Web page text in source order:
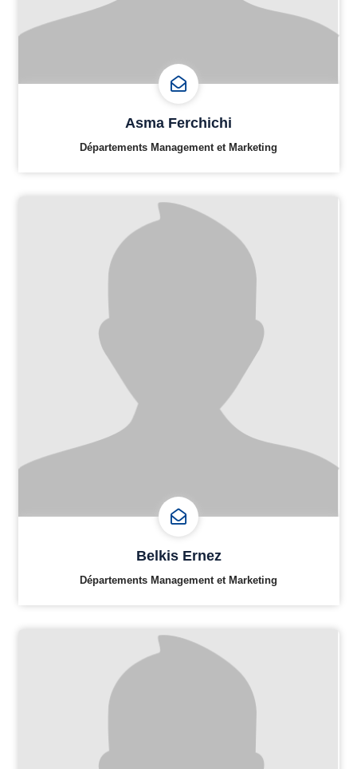
Asma Ferchichi
Départements Management et Marketing
Belkis Ernez
Départements Management et Marketing